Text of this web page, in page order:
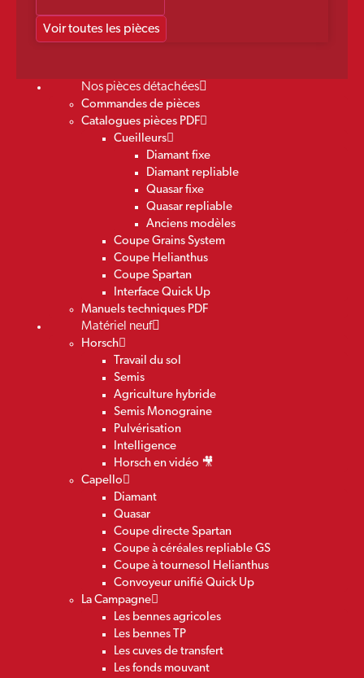
Voir toutes les pièces
Nos pièces détachées
Commandes de pièces
Catalogues pièces PDF
Cueilleurs
Diamant fixe
Diamant repliable
Quasar fixe
Quasar repliable
Anciens modèles
Coupe Grains System
Coupe Helianthus
Coupe Spartan
Interface Quick Up
Manuels techniques PDF
Matériel neuf
Horsch
Travail du sol
Semis
Agriculture hybride
Semis Monograine
Pulvérisation
Intelligence
Horsch en vidéo 🎥
Capello
Diamant
Quasar
Coupe directe Spartan
Coupe à céréales repliable GS
Coupe à tournesol Helianthus
Convoyeur unifié Quick Up
La Campagne
Les bennes agricoles
Les bennes TP
Les cuves de transfert
Les fonds mouvant